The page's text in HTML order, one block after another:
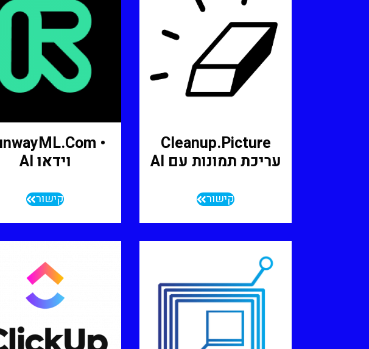
Cleanup.picture
עריכת תמונות עם AI
קישור
• RunwayML.com
וידאו AI
קישור